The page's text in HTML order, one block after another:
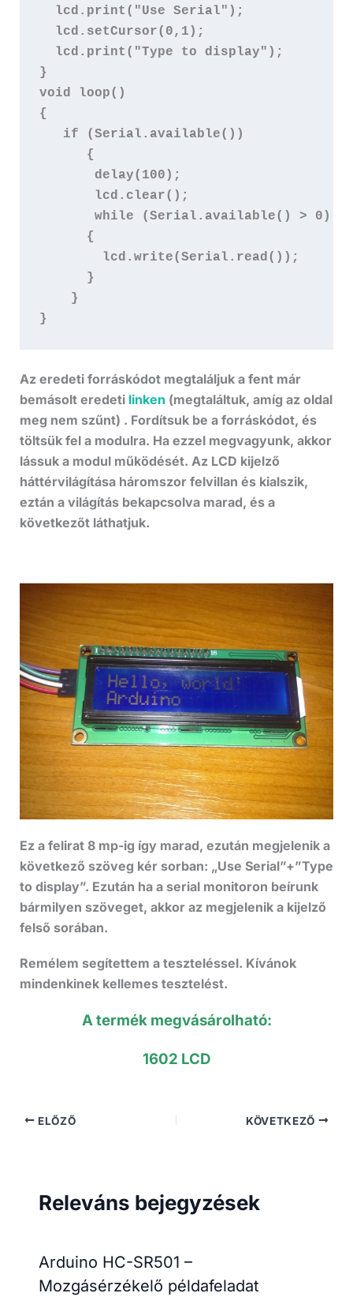
  lcd.print("Use Serial");
  lcd.setCursor(0,1);
  lcd.print("Type to display");
}
void loop()
{
   if (Serial.available())
      {
       delay(100);
       lcd.clear();
       while (Serial.available() > 0)
      {
        lcd.write(Serial.read());
      }
    }
Az eredeti forráskódot megtaláljuk a fent már
bemásolt eredeti linken (megtaláltuk, amíg az oldal
meg nem szűnt) . Fordítsuk be a forráskódot, és
töltsük fel a modulra. Ha ezzel megvagyunk, akkor
lássuk a modul működését. Az LCD kijelző
háttérvilágítása háromszor felvillan és kialszik,
eztán a világítás bekapcsolva marad, és a
következőt láthatjuk.
Ez a felirat 8 mp-ig így marad, ezután megjelenik a
következő szöveg kér sorban: „Use Serial”+”Type
to display”. Ezután ha a serial monitoron beírunk
bármilyen szöveget, akkor az megjelenik a kijelző
felső sorában.
Remélem segítettem a teszteléssel. Kívánok
mindenkinek kellemes tesztelést.
A termék megvásárolható:
1602 LCD
ELŐZŐ KÖVETKEZŐ
Releváns bejegyzések
Arduino HC-SR501 –
Mozgásérzékelő példafeladat